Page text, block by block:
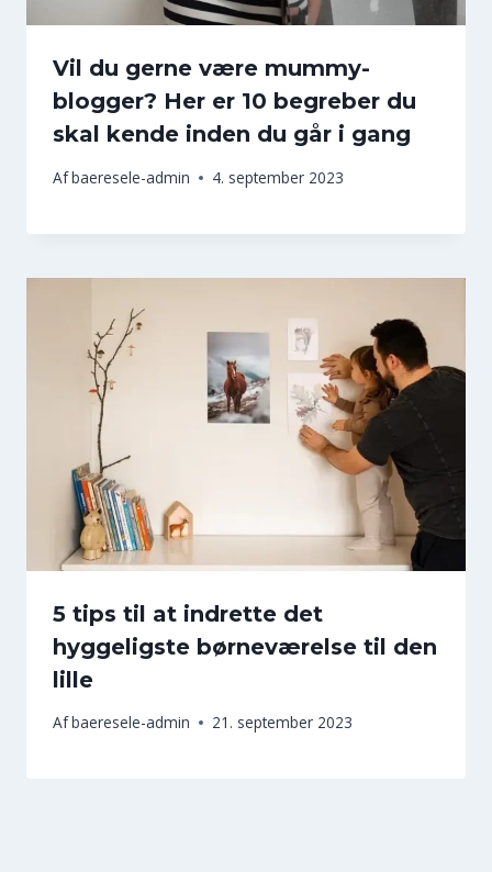
Vil du gerne være mummy-
blogger? Her er 10 begreber du
skal kende inden du går i gang
Afbaeresele-admin 4. september 2023
5 tips til at indrette det
hyggeligste børneværelse til den
lille
Afbaeresele-admin 21. september 2023